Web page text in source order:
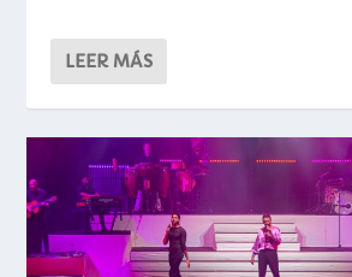
LEER MÁS